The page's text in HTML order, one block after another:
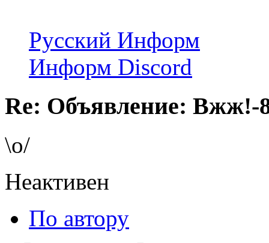
Русский Информ
Информ Discord
Re: Объявление: Вжж!-
\o/
Неактивен
По автору